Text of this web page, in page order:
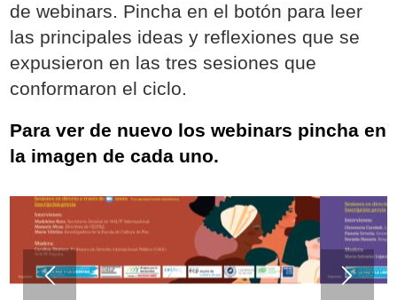
de webinars. Pincha en el botón para leer
las principales ideas y reflexiones que se
expusieron en las tres sesiones que
conformaron el ciclo.
Para ver de nuevo los webinars pincha en
la imagen de cada uno.